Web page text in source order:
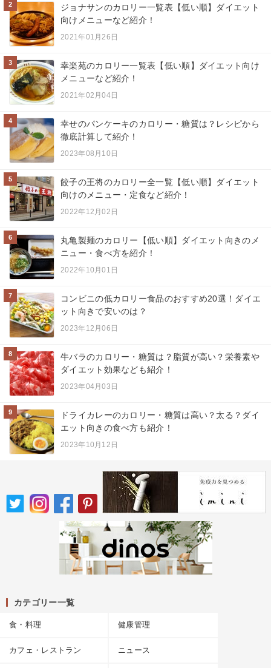
2
ジョナサンのカロリー一覧表【低い順】ダイエット
向けメニューなど紹介！
2021年01月26日
3
幸楽苑のカロリー一覧表【低い順】ダイエット向け
メニューなど紹介！
2021年02月04日
4
幸せのパンケーキのカロリー・糖質は？レシピから
徹底計算して紹介！
2023年08月10日
5
餃子の王将のカロリー全一覧【低い順】ダイエット
向けのメニュー・定食など紹介！
2022年12月02日
6
丸亀製麺のカロリー【低い順】ダイエット向きのメ
ニュー・食べ方を紹介！
2022年10月01日
7
コンビニの低カロリー食品のおすすめ20選！ダイエ
ット向きで安いのは？
2023年12月06日
8
牛バラのカロリー・糖質は？脂質が高い？栄養素や
ダイエット効果なども紹介！
2023年04月03日
9
ドライカレーのカロリー・糖質は高い？太る？ダイ
エット向きの食べ方も紹介！
2023年10月12日
カテゴリー一覧
食・料理 健康管理
カフェ・レストラン ニュース